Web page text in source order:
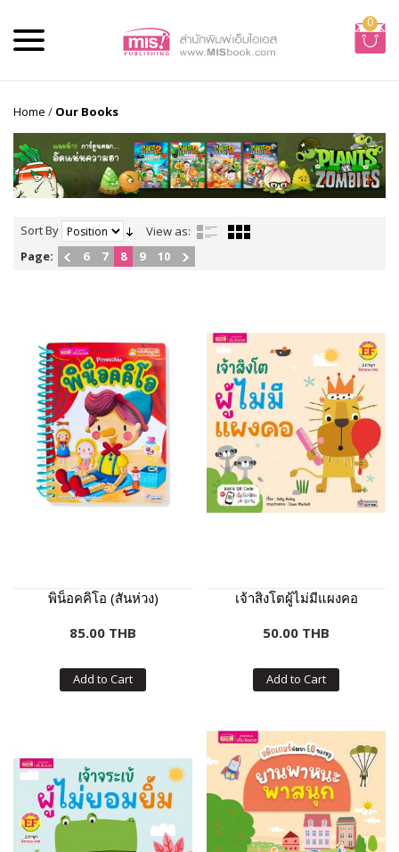
0
Home / Our Books
Sort By
View as:
Page:
6 7 8 9 10
พิน็อคคิโอ (สันห่วง)
85.00 THB
Add to Cart
เจ้าสิงโตผู้ไม่มีแผงคอ
50.00 THB
Add to Cart